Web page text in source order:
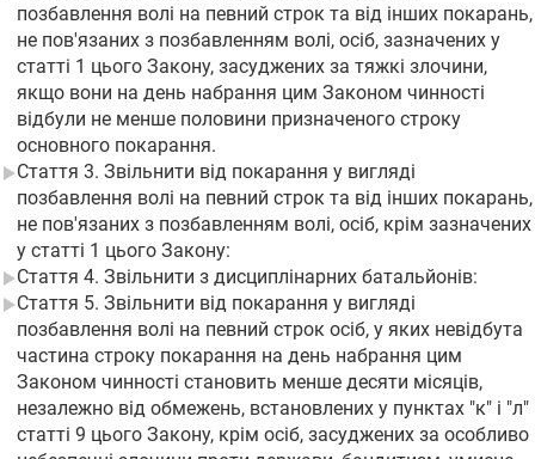
позбавлення волі на певний строк та від інших покарань,
не пов'язаних з позбавленням волі, осіб, зазначених у
статті 1 цього Закону, засуджених за тяжкі злочини,
якщо вони на день набрання цим Законом чинності
відбули не менше половини призначеного строку
основного покарання.
Стаття 3. Звільнити від покарання у вигляді
позбавлення волі на певний строк та від інших покарань,
не пов'язаних з позбавленням волі, осіб, крім зазначених
у статті 1 цього Закону:
Стаття 4. Звільнити з дисциплінарних батальйонів:
Стаття 5. Звільнити від покарання у вигляді
позбавлення волі на певний строк осіб, у яких невідбута
частина строку покарання на день набрання цим
Законом чинності становить менше десяти місяців,
незалежно від обмежень, встановлених у пунктах "к" і "л"
статті 9 цього Закону, крім осіб, засуджених за особливо